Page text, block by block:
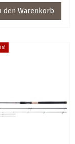
den Warenkorb